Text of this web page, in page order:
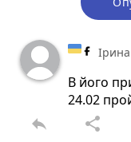
В його
24.02
reply share